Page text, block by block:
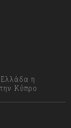
η
Κύπρο